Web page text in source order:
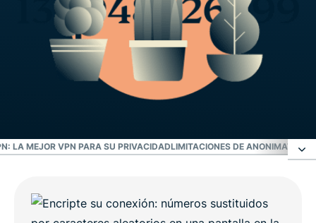
LA MEJOR VPN PARA SU PRIVACIDADLIMITACIONES DE ANONIMATO
conexión